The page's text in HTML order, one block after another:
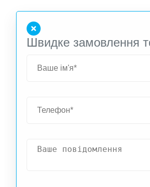
вбудованого монтажу і
пари з навколишнього середовища,
сусідніх кімнат. Корпус
служби. Двошвидкісний
сучасного дизайну інтер'єру
ліворуч. Додатковий бічний вхід
Швидке замовлення